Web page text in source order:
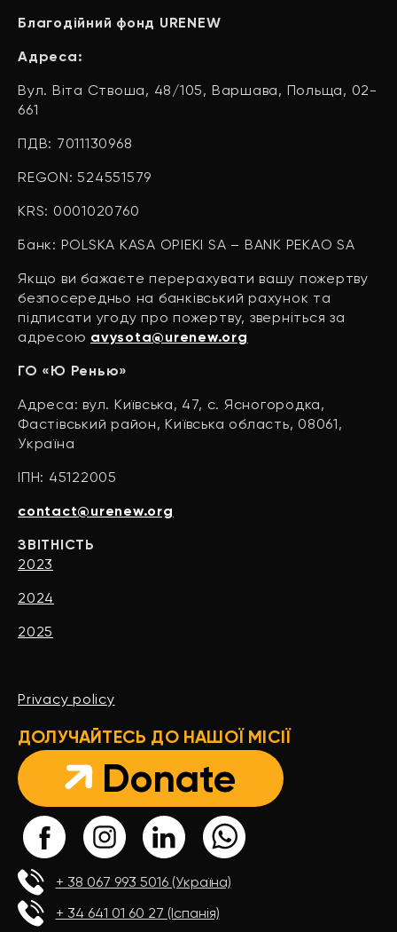
Благодійний фонд URENEW
Адреса:
Вул. Віта Ствоша, 48/105, Варшава, Польща, 02-
661
ПДВ: 7011130968
REGON: 524551579
KRS: 0001020760
Банк: POLSKA KASA OPIEKI SA – BANK PEKAO SA
Якщо ви бажаєте перерахувати вашу пожертву
безпосередньо на банківський рахунок та
підписати угоду про пожертву, зверніться за
адресою avysota@urenew.org
ГО «Ю Ренью»
Адреса: вул. Київська, 47, с. Ясногородка,
Фастівський район, Київська область, 08061,
Україна
ІПН: 45122005
contact@urenew.org
ЗВІТНІСТЬ
2023
2024
2025
Privacy policy
ДОЛУЧАЙТЕСЬ ДО НАШОЇ МІСІЇ
Donate
+ 38 067 993 5016 (Україна)
+ 34 641 01 60 27 (Іспанія)